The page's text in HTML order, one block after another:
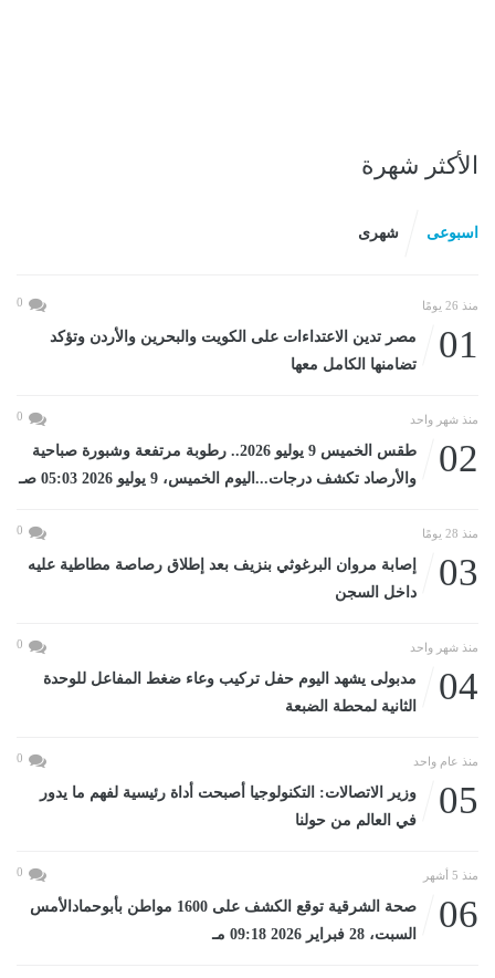
الأكثر شهرة
اسبوعى شهرى
منذ 26 يومًا 0
01
مصر تدين الاعتداءات على الكويت والبحرين والأردن وتؤكد
تضامنها الكامل معها
منذ شهر واحد 0
02
طقس الخميس 9 يوليو 2026.. رطوبة مرتفعة وشبورة صباحية
والأرصاد تكشف درجات...اليوم الخميس، 9 يوليو 2026 05:03 صـ
منذ 28 يومًا 0
03
إصابة مروان البرغوثي بنزيف بعد إطلاق رصاصة مطاطية عليه
داخل السجن
منذ شهر واحد 0
04
مدبولى يشهد اليوم حفل تركيب وعاء ضغط المفاعل للوحدة
الثانية لمحطة الضبعة
منذ عام واحد 0
05
وزير الاتصالات: التكنولوجيا أصبحت أداة رئيسية لفهم ما يدور
في العالم من حولنا
منذ 5 أشهر 0
06
صحة الشرقية توقع الكشف على 1600 مواطن بأبوحمادالأمس
السبت، 28 فبراير 2026 09:18 مـ